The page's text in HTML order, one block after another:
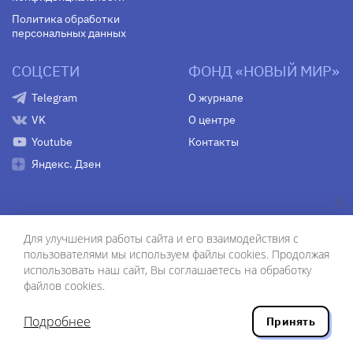
Политика обработки
персональных данных
СОЦСЕТИ
Telegram
VK
Youtube
Яндекс. Дзен
ФОНД «НОВЫЙ МИР»
О журнале
О центре
Контакты
© АО «Редакция журнала «Новый мир», 1991–2020
Свидетельство Федеральной службы по надзору в сфере
средства массовой информации
(Роскомнадзор)
ПИ № Фс 77-75754 от 13 июня 2019 г.
Для улучшения работы сайта и его взаимодействия с
пользователями мы используем файлы cookies. Продолжая
использовать наш сайт, Вы соглашаетесь на обработку
файлов cookies.
Подробнее Принять